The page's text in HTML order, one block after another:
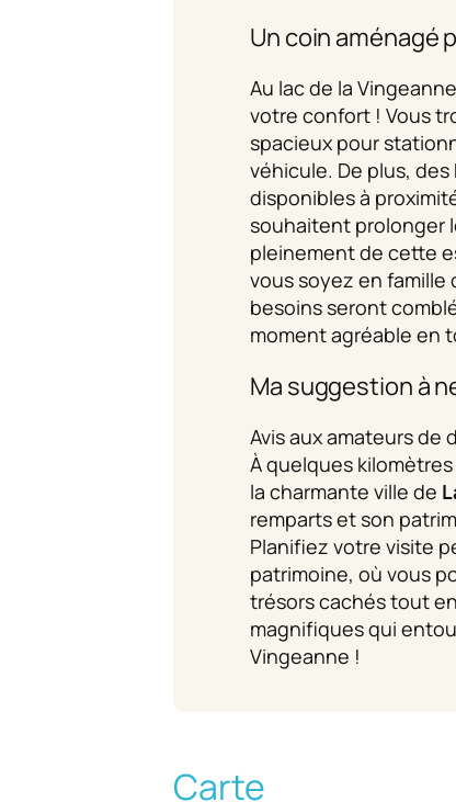
Un coin aménagé
Au lac de la
votre confort ! Vous
spacieux pour
véhicule. De plus, des
disponibles à
souhaitent prolonger
pleinement de cette
vous soyez en famille
besoins seront
moment agréable en
Ma suggestion à
Avis aux amateurs de
À quelques
la charmante ville de
remparts et son
Planifiez votre visite
patrimoine, où vous
trésors cachés tout
magnifiques qui
Vingeanne !
Carte